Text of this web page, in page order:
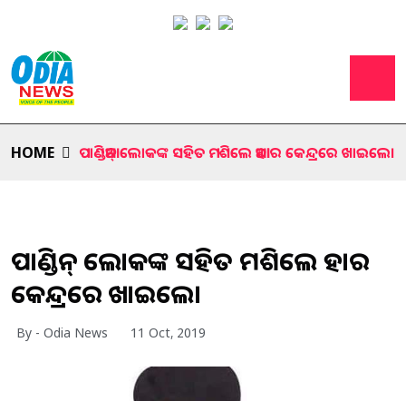
HOME ପାଣ୍ଡିଆନ୍ ଲୋକଙ୍କ ସହିତ ମଶିଲେ ଆହାର କେନ୍ଦ୍ରରେ ଖାଇଲେ।
ପାଣ୍ଡିଆନ୍ ଲୋକଙ୍କ ସହିତ ମଶିଲେ ଆହାର
କେନ୍ଦ୍ରରେ ଖାଇଲେ।
By - Odia News 11 Oct, 2019